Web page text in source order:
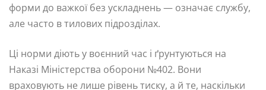
форми до важкої без ускладнень — означає службу,
але часто в тилових підрозділах.
Ці норми діють у воєнний час і ґрунтуються на
Наказі Міністерства оборони №402. Вони
враховують не лише рівень тиску, а й те, наскільки